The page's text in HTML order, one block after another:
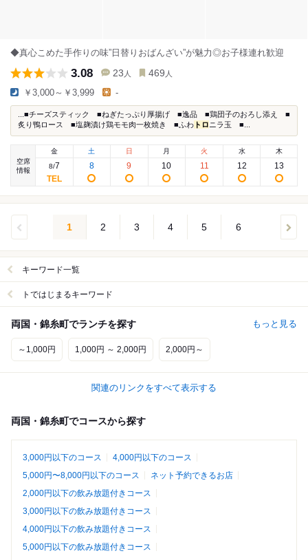
◆真心こめた手作りの味”日替りおばんざい”が魅力◎お子様連れ歓迎
3.08 23 人 469 人
￥3,000～￥3,999 -
...■チーズスティック ■ねぎたっぷり厚揚げ ■逸品 ■鶏団子のおろし添え ■
炙り鴨ロース ■塩麹漬け鶏モモ肉一枚焼き ■ふわ トロ ニラ玉 ■...
空席
情報
金
8/7
土
8
日
9
月
10
火
11
水
12
木
13
1 2 3 4 5 6
キーワード一覧
トではじまるキーワード
両国・錦糸町でランチを探す もっと見る
～1,000円 1,000円 ～ 2,000円 2,000円～
関連のリンクをすべて表示する
両国・錦糸町でコースから探す
3,000円以下のコース
4,000円以下のコース
5,000円〜8,000円以下のコース
ネット予約できるお店
2,000円以下の飲み放題付きコース
3,000円以下の飲み放題付きコース
4,000円以下の飲み放題付きコース
5,000円以下の飲み放題付きコース